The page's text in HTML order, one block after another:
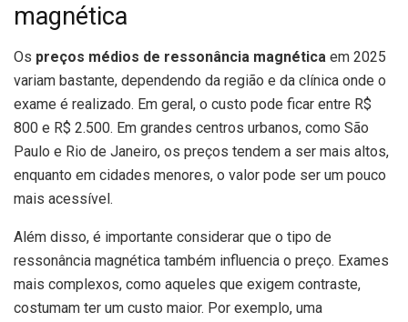
magnética
Os preços médios de ressonância magnética em 2025
variam bastante, dependendo da região e da clínica onde o
exame é realizado. Em geral, o custo pode ficar entre R$
800 e R$ 2.500. Em grandes centros urbanos, como São
Paulo e Rio de Janeiro, os preços tendem a ser mais altos,
enquanto em cidades menores, o valor pode ser um pouco
mais acessível.
Além disso, é importante considerar que o tipo de
ressonância magnética também influencia o preço. Exames
mais complexos, como aqueles que exigem contraste,
costumam ter um custo maior. Por exemplo, uma